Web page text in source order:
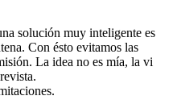
solución muy inteligente es
Con ésto evitamos las
La idea no es mía, la vi